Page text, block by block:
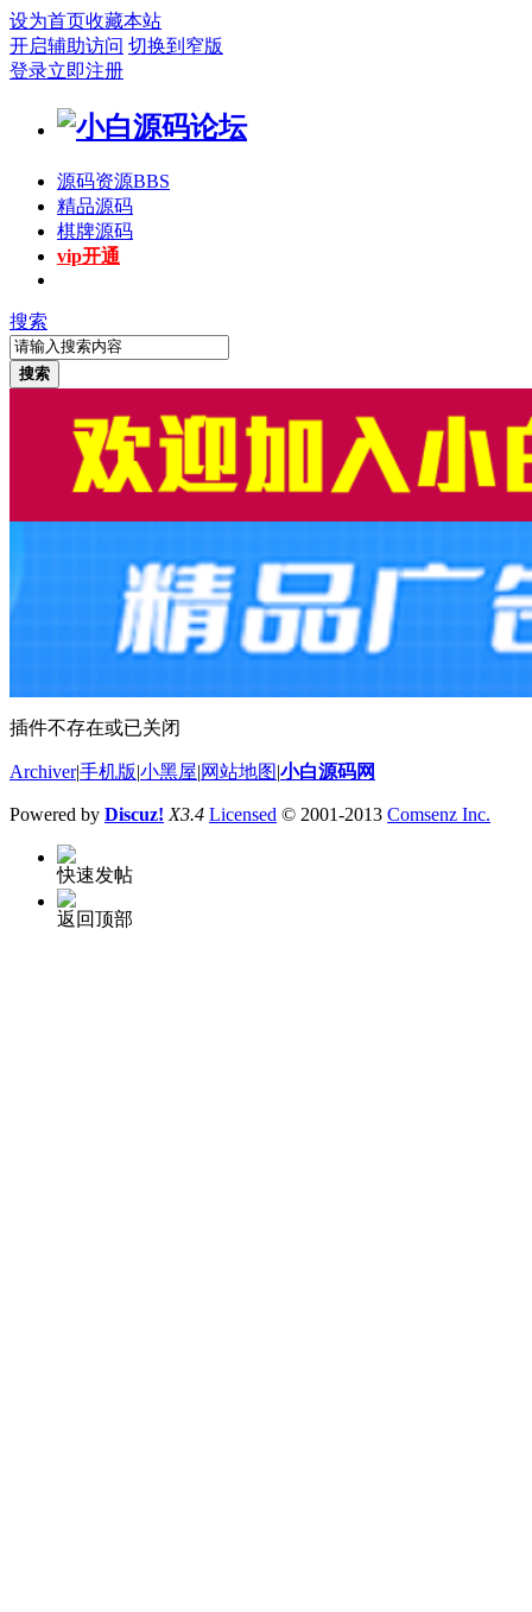
设为首页收藏本站
开启辅助访问 切换到窄版
登录立即注册
源码资源BBS
精品源码
棋牌源码
vip开通
搜索
搜索
插件不存在或已关闭
Archiver|手机版 小黑屋 网站地图 小白源码网
Powered by Discuz! X3.4 Licensed © 2001-2013 Comsenz Inc.
快速发帖
返回顶部